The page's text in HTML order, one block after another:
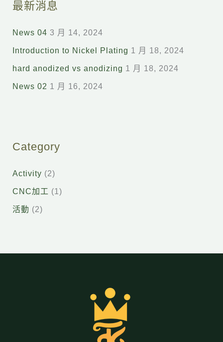
字
最新消息
News 04 3 月 14, 2024
Introduction to Nickel Plating 1 月 18, 2024
hard anodized vs anodizing 1 月 18, 2024
News 02 1 月 16, 2024
Category
Activity (2)
CNC加工 (1)
活動 (2)